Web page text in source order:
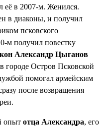
в 2007-м. Женился.
в диаконы, и получил
псковского
м получил повестку
Александр Цыганов
городе Остров Псковской
помогал армейским
после возвращения
опыт отца Александра, его